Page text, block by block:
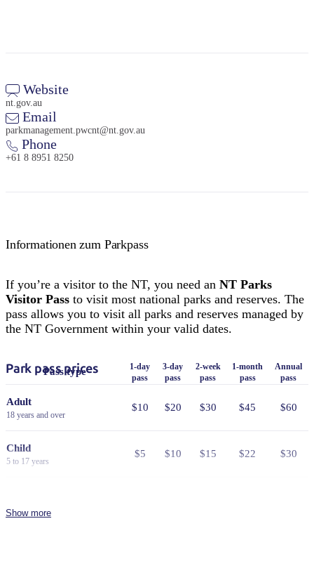
Website
nt.gov.au
Email
parkmanagement.pwcnt@nt.gov.au
Phone
+61 8 8951 8250
Informationen zum Parkpass
If you’re a visitor to the NT, you need an NT Parks
Visitor Pass to visit most national parks and reserves. The
pass allows you to visit all parks and reserves managed by
the NT Government within your valid dates.
Park pass prices
Pass type
1-day
pass
3-day
pass
2-week
pass
1-month
pass
Annual
pass
Adult
18 years and over
$10 $20 $30 $45 $60
Child
5 to 17 years
$5 $10 $15 $22 $30
2 adults and 4 children
Show more